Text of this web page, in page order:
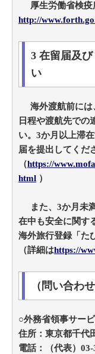
厚生労働省検疫
http://
3 在留届及
い
海外渡航前には
日程や渡航先での
い。3か月以上滞
届を提出してくだ
（https://
html ）
また、3か月未
在中も安全に関す
海外旅行登録「た
（詳細はhttps://
（問い合わ
○外務省領事サー
住所：東京都千代
電話：（代表）